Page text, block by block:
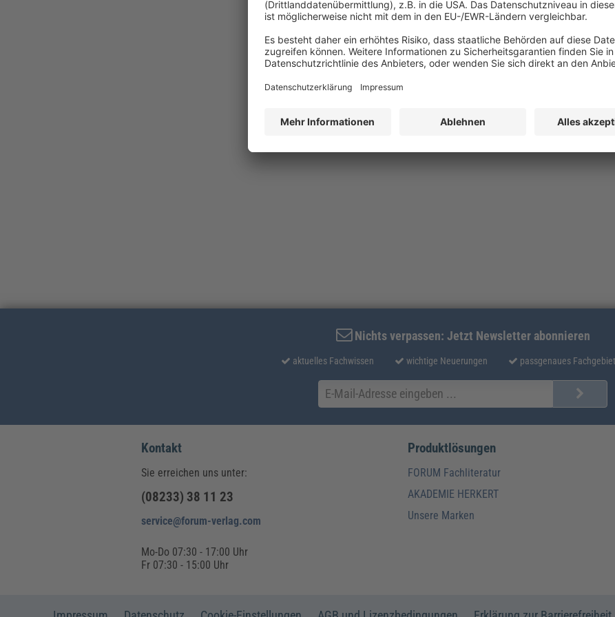
Nichts verpassen: Jetzt Newsletter abonnieren
aktuelles Fachwissen wichtige Neuerungen passgenaues
Kontakt
Sie erreichen uns unter:
(08233) 38 11 23
service@forum-verlag.com
Mo-Do 07:30 - 17:00 Uhr
Fr 07:30 - 15:00 Uhr
Produktlösungen
FORUM Fachliteratur
AKADEMIE HERKERT
Unsere Marken